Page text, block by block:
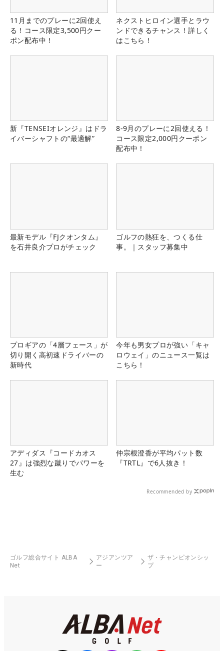
11月までのプレーに2回使え
る！コース限定3,500円クー
ポン配布中！
ネクストヒロイン選手とラウ
ンドできるチャンス！詳しく
はこちら！
新『TENSEIオレンジ』はドラ
イバーシャフトの“最適解”
8-9月のプレーに2回使える！
コース限定2,000円クーポン
配布中！
最新モデル『FJクオンタム』
を石井良介プロがチェック
ゴルフの熱狂を、つくる仕
事。｜スタッフ募集中
プロギアの「4層フェース」が
切り開く高初速ドライバーの
新時代
今年も男女プロが強い「キャ
ロウェイ」のニュース一覧は
こちら！
アディダス『コードカオス
27』は強烈な蹴りでパワーを
生む
仲宗根澄香が平均パット数
『TRTL』で6人抜き！
Recommended by
ゴルフ総合サイト ALBA
Net
アジアンツア
ー
ザ・チャンピオンシッ
プ